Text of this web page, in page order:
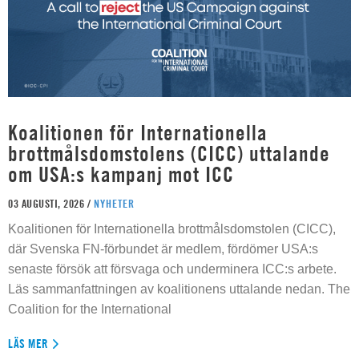
Koalitionen för Internationella
brottmålsdomstolens (CICC) uttalande
om USA:s kampanj mot ICC
03 AUGUSTI, 2026 / NYHETER
Koalitionen för Internationella brottmålsdomstolen (CICC),
där Svenska FN-förbundet är medlem, fördömer USA:s
senaste försök att försvaga och underminera ICC:s arbete.
Läs sammanfattningen av koalitionens uttalande nedan. The
Coalition for the International
LÄS MER